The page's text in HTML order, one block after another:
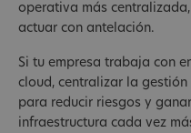
operativa más
actuar con antelación.
Si tu empresa trabaja con
cloud, centralizar la gestión
para reducir riesgos y
infraestructura cada vez